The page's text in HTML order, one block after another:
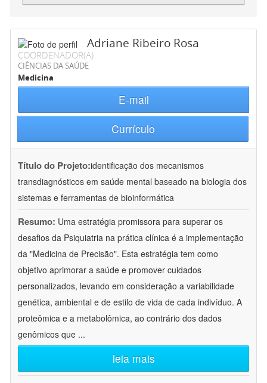
Adriane Ribeiro Rosa
COORDENADOR(A)
CIÊNCIAS DA SAÚDE
Medicina
E-mail
Currículo
Título do Projeto:identificação dos mecanismos
transdiagnósticos em saúde mental baseado na biologia dos
sistemas e ferramentas de bioinformática
Resumo: Uma estratégia promissora para superar os
desafios da Psiquiatria na prática clínica é a implementação
da "Medicina de Precisão". Esta estratégia tem como
objetivo aprimorar a saúde e promover cuidados
personalizados, levando em consideração a variabilidade
genética, ambiental e de estilo de vida de cada indivíduo. A
proteômica e a metabolômica, ao contrário dos dados
genômicos que ...
leia mais